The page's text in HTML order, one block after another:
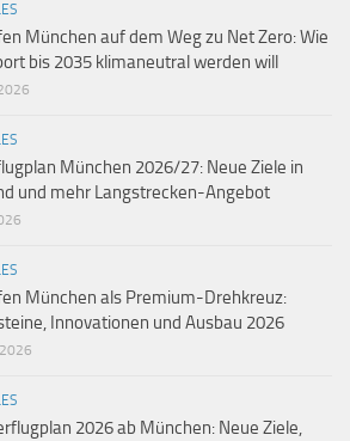
München auf dem Weg zu Net Zero: Wie
bis 2035 klimaneutral werden will
München 2026/27: Neue Ziele in
und mehr Langstrecken-Angebot
München als Premium-Drehkreuz:
Innovationen und Ausbau 2026
2026 ab München: Neue Ziele,